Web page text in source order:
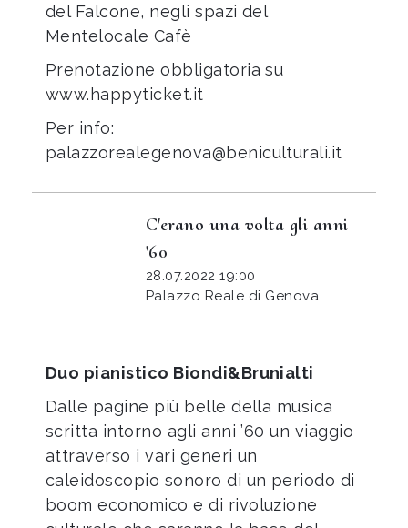
del Falcone, negli spazi del
Mentelocale Cafè
Prenotazione obbligatoria su
www.happyticket.it
Per info:
palazzorealegenova@beniculturali.it
C'erano una volta gli anni
'60
28.07.2022 19:00
Palazzo Reale di Genova
Duo pianistico Biondi&Brunialti
Dalle pagine più belle della musica
scritta intorno agli anni ’60 un viaggio
attraverso i vari generi un
caleidoscopio sonoro di un periodo di
boom economico e di rivoluzione